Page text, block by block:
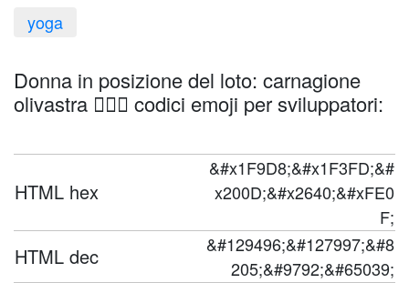
yoga
Donna in posizione del loto: carnagione
olivastra 🧘🏽‍♀️ codici emoji per sviluppatori:
HTML hex
&#x1F9D8;&#x1F3FD;&#
x200D;&#x2640;&#xFE0
F;
HTML dec
&#129496;&#127997;&#8
205;&#9792;&#65039;